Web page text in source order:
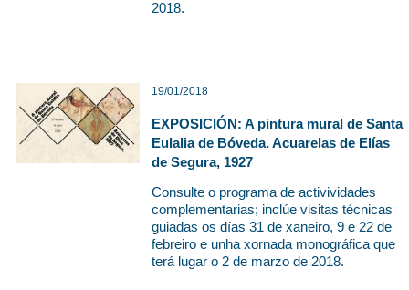
2018.
19/01/2018
EXPOSICIÓN: A pintura mural de Santa
Eulalia de Bóveda. Acuarelas de Elías
de Segura, 1927
Consulte o programa de activividades
complementarias; inclúe visitas técnicas
guiadas os días 31 de xaneiro, 9 e 22 de
febreiro e unhaxornada monográficaque
terá lugar o 2 de marzo de 2018.